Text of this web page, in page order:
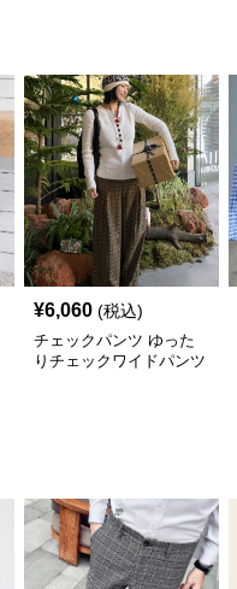
¥6,060 (税込)
チェックパンツ ゆった
りチェックワイドパンツ